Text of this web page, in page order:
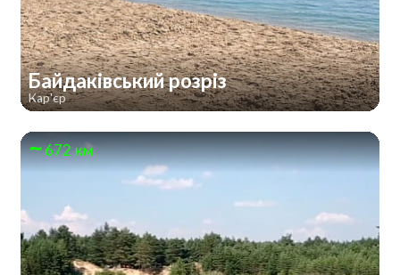
Байдаківський розріз
Кар'єр
672 км